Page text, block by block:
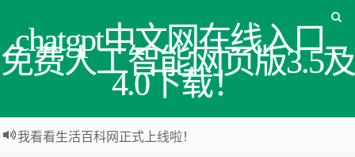
chatgpt中文网在线入口_
免费人工智能网页版3.5及
4.0下载！
我看看生活百科网正式上线啦！